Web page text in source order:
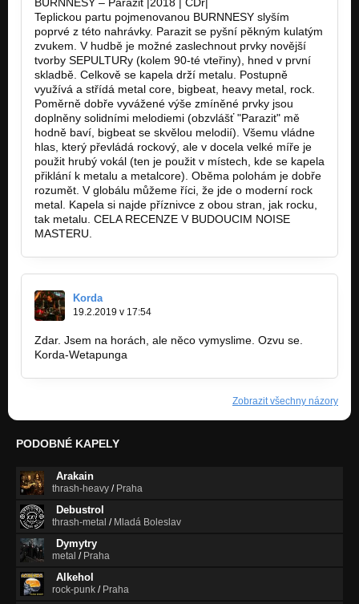
BURNNESY – Parazit |2018 | CDr|
Teplickou partu pojmenovanou BURNNESY slyším
poprvé z této nahrávky. Parazit se pyšní pěkným kulatým
zvukem. V hudbě je možné zaslechnout prvky novější
tvorby SEPULTURy (kolem 90-té vteřiny), hned v první
skladbě. Celkově se kapela drží metalu. Postupně
využívá a střídá metal core, bigbeat, heavy metal, rock.
Poměrně dobře vyvážené výše zmíněné prvky jsou
doplněny solidními melodiemi (obzvlášť "Parazit" mě
hodně baví, bigbeat se skvělou melodií). Všemu vládne
hlas, který převládá rockový, ale v docela velké míře je
použit hrubý vokál (ten je použit v místech, kde se kapela
přiklání k metalu a metalcore). Oběma polohám je dobře
rozumět. V globálu můžeme říci, že jde o moderní rock
metal. Kapela si najde příznivce z obou stran, jak rocku,
tak metalu. CELA RECENZE V BUDOUCIM NOISE
MASTERU.
Korda
19.2.2019 v 17:54
Zdar. Jsem na horách, ale něco vymyslime. Ozvu se.
Korda-Wetapunga
Zobrazit všechny názory
PODOBNÉ KAPELY
Arakain
thrash-heavy / Praha
Debustrol
thrash-metal / Mladá Boleslav
Dymytry
metal / Praha
Alkehol
rock-punk / Praha